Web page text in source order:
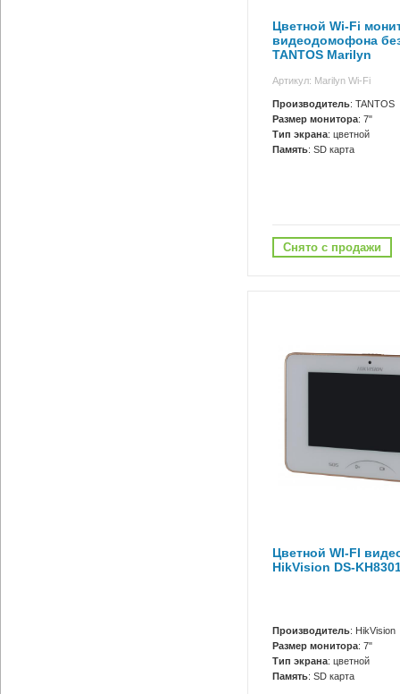
Цветной Wi-Fi
видеодомофона
TANTOS Marilyn
Артикул: Marilyn Wi-Fi
Производитель: TANTOS
Размер монитора: 7"
Тип экрана: цветной
Память: SD карта
Снято с продажи
Цветной WI-FI
HikVision DS-
Производитель: HikVision
Размер монитора: 7"
Тип экрана: цветной
Память: SD карта